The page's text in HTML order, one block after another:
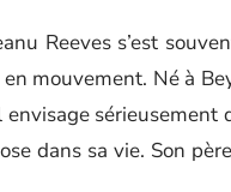
Reeves s’est
en mouvement. Né à
envisage
dans sa vie. Son